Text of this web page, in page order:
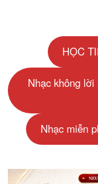
HỌC
Nhạc không
Nhạc miễn